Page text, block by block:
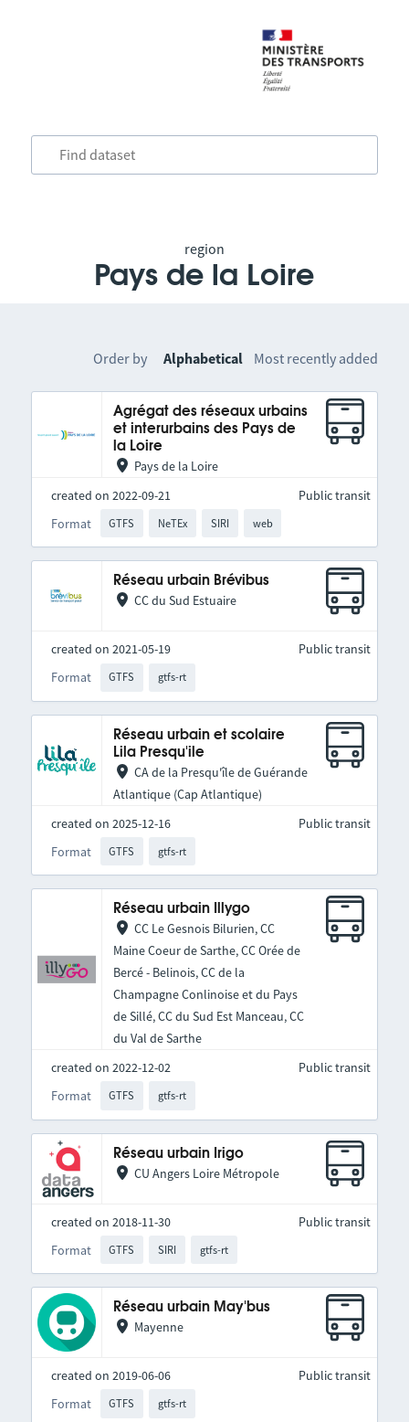
region
Pays de la Loire
Order by Alphabetical Most recently added
Agrégat des réseaux urbains
et interurbains des Pays de
la Loire
Pays de la Loire
created on 2022-09-21
Format
GTFS NeTEx SIRI web
Public transit
Réseau urbain Brévibus
CC du Sud Estuaire
created on 2021-05-19
Format
GTFS gtfs-rt
Public transit
Réseau urbain et scolaire
Lila Presqu'ile
CA de la Presqu'île de Guérande
Atlantique (Cap Atlantique)
created on 2025-12-16
Format
GTFS gtfs-rt
Public transit
Réseau urbain Illygo
CC Le Gesnois Bilurien, CC
Maine Coeur de Sarthe, CC Orée de
Bercé - Belinois, CC de la
Champagne Conlinoise et du Pays
de Sillé, CC du Sud Est Manceau, CC
du Val de Sarthe
created on 2022-12-02
Format
GTFS gtfs-rt
Public transit
Réseau urbain Irigo
CU Angers Loire Métropole
created on 2018-11-30
Format
GTFS SIRI gtfs-rt
Public transit
Réseau urbain May'bus
Mayenne
created on 2019-06-06
Format
GTFS gtfs-rt
Public transit